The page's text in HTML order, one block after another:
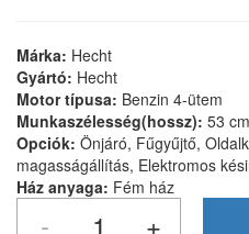
Márka: Hecht
Gyártó: Hecht
Motor típusa: Benzin 4-ütem
Munkaszélesség(hossz): 53 cm
Opciók: Önjáró, Fűgyűjtő,
magasságállítás, Elektromos
Ház anyaga: Fém ház